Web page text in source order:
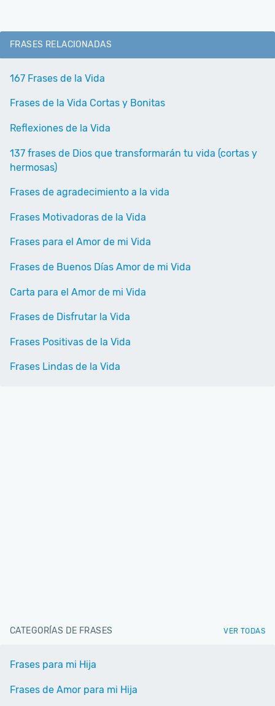
FRASES RELACIONADAS
167 Frases de la Vida
Frases de la Vida Cortas y Bonitas
Reflexiones de la Vida
137 frases de Dios que transformarán tu vida (cortas y
hermosas)
Frases de agradecimiento a la vida
Frases Motivadoras de la Vida
Frases para el Amor de mi Vida
Frases de Buenos Días Amor de mi Vida
Carta para el Amor de mi Vida
Frases de Disfrutar la Vida
Frases Positivas de la Vida
Frases Lindas de la Vida
CATEGORÍAS DE FRASES VER TODAS
Frases para mi Hija
Frases de Amor para mi Hija